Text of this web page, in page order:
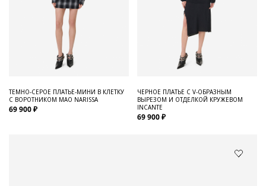
ТЕМНО-СЕРОЕ ПЛАТЬЕ-МИНИ В КЛЕТКУ
С ВОРОТНИКОМ МАО NARISSA
69 900 ₽
ЧЕРНОЕ ПЛАТЬЕ С V-ОБРАЗНЫМ
ВЫРЕЗОМ И ОТДЕЛКОЙ КРУЖЕВОМ
INCANTE
69 900 ₽